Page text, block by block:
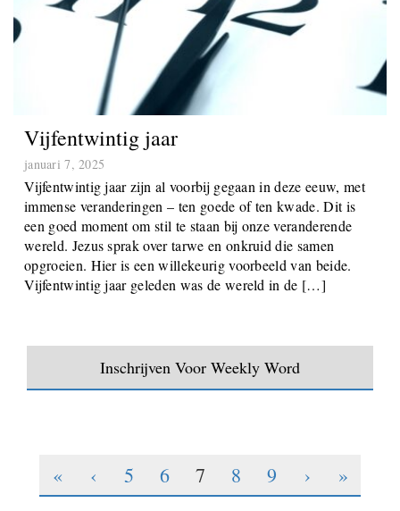
Vijfentwintig jaar
januari 7, 2025
Vijfentwintig jaar zijn al voorbij gegaan in deze eeuw, met
immense veranderingen – ten goede of ten kwade. Dit is
een goed moment om stil te staan bij onze veranderende
wereld. Jezus sprak over tarwe en onkruid die samen
opgroeien. Hier is een willekeurig voorbeeld van beide.